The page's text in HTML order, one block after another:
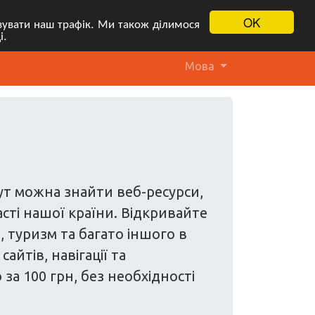
OK
наш трафік. Ми також ділимося
Мова
можна знайти веб-ресурси,
нашої країни. Відкривайте
туризм та багато іншого в
навігації та
100 грн, без необхідності